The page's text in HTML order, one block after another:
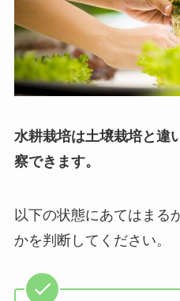
水耕栽培は土壌栽培と違
察できます。
以下の状態にあてはまる
かを判断してください。